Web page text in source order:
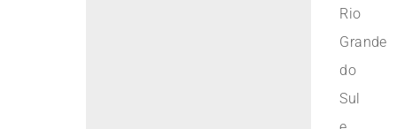
Rio
Grande
do
Sul